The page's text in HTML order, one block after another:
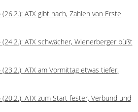
ATX gibt nach, Zahlen von Erste
ATX schwächer, Wienerberger büßt
ATX am Vormittag etwas tiefer,
ATX zum Start fester, Verbund und